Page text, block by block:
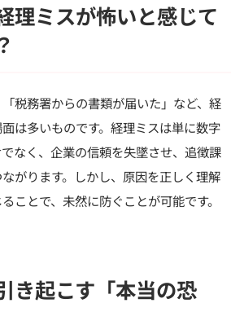
理ミスが怖いと感じて
「税務署からの書類が届いた」など、経
は多いものです。経理ミスは単に数字
なく、企業の信頼を失墜させ、追徴課
がります。しかし、原因を正しく理解
ことで、未然に防ぐことが可能です。
き起こす「本当の恐